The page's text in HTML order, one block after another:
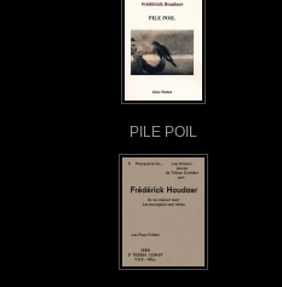
PILE POIL